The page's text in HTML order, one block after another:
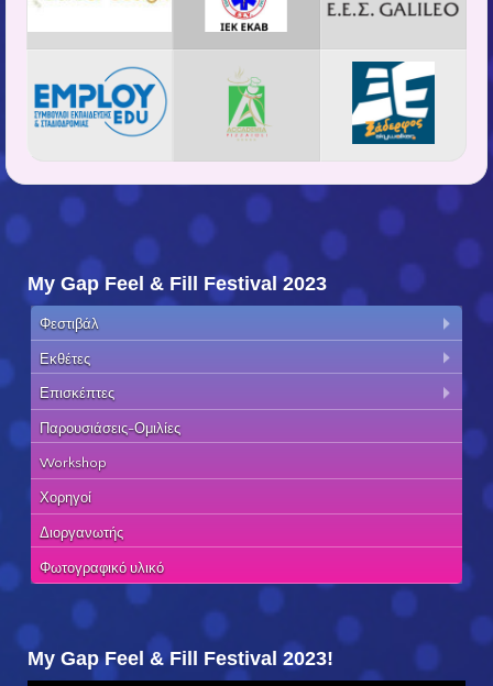
My Gap Feel & Fill Festival 2023
Φεστιβάλ
Εκθέτες
Επισκέπτες
Παρουσιάσεις-Ομιλίες
Workshop
Χορηγοί
Διοργανωτής
Φωτογραφικό υλικό
My Gap Feel & Fill Festival 2023!